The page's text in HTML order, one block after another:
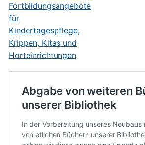
Fortbildungsangebote
für
Kindertagespflege,
Krippen, Kitas und
Horteinrichtungen